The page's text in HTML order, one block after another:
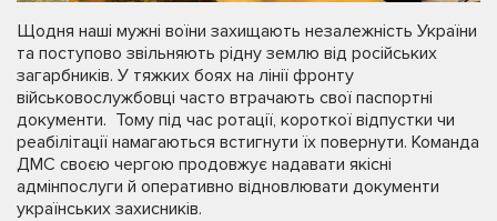
Щодня наші мужні воїни захищають незалежність України
та поступово звільняють рідну землю від російських
загарбників. У тяжких боях на лінії фронту
військовослужбовці часто втрачають свої паспортні
документи. Тому під час ротації, короткої відпустки чи
реабілітації намагаються встигнути їх повернути. Команда
ДМС своєю чергою продовжує надавати якісні
адмінпослуги й оперативно відновлювати документи
українських захисників.